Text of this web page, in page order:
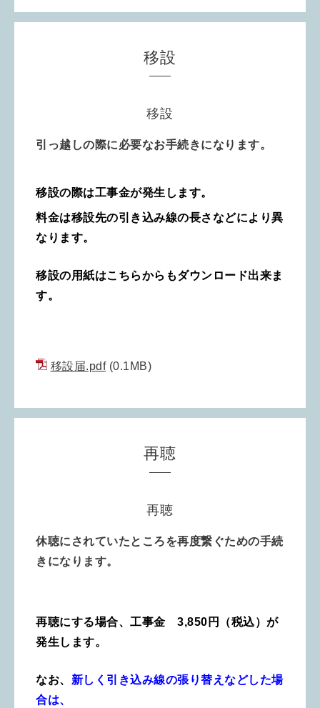
移設
移設
引っ越しの際に必要なお手続きになります。
移設の際は工事金が発生します。
料金は移設先の引き込み線の長さなどにより異
なります。
移設の用紙はこちらからもダウンロード出来ま
す。
移設届.pdf(0.1MB)
再聴
再聴
休聴にされていたところを再度繋ぐための手続
きになります。
再聴にする場合、工事金 3,850円（税込）が
発生します。
なお、 新しく引き込み線の張り替えなどした場
合は、